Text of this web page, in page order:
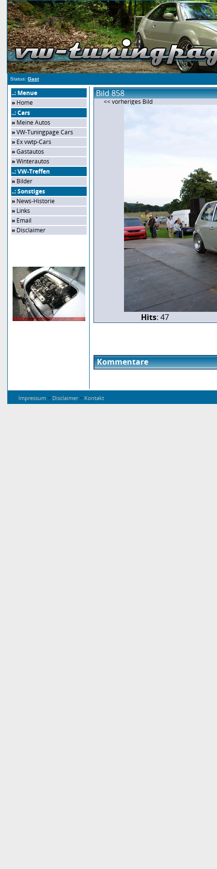
Status: Gast
..: Menue
» Home
..: Cars
» Meine Autos
»VW-Tuningpage Cars
» Ex vwtp-Cars
»Gastautos
»Winterautos
..: VW-Treffen
» Bilder
..: Sonstiges
» News-Historie
» Links
» Email
» Disclaimer
Bild 858
<< vorheriges Bild
Hits: 47
Kommentare
Impressum - Disclaimer- Kontakt